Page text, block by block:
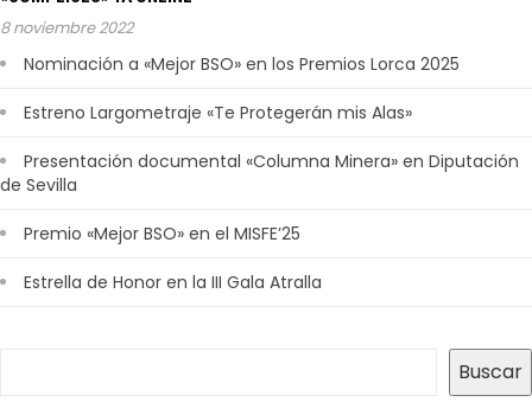
8 noviembre 2022
Nominación a «Mejor BSO» en los Premios Lorca 2025
Estreno Largometraje «Te Protegerán mis Alas»
Presentación documental «Columna Minera» en Diputación
de Sevilla
Premio «Mejor BSO» en el MISFE’25
Estrella de Honor en la III Gala Atralla
Buscar